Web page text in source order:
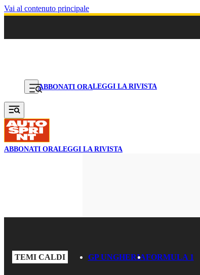
Vai al contenuto principale
ABBONATI ORALEGGI LA RIVISTA
ABBONATI ORALEGGI LA RIVISTA
TEMI CALDI GP UNGHERIAFORMULA 1